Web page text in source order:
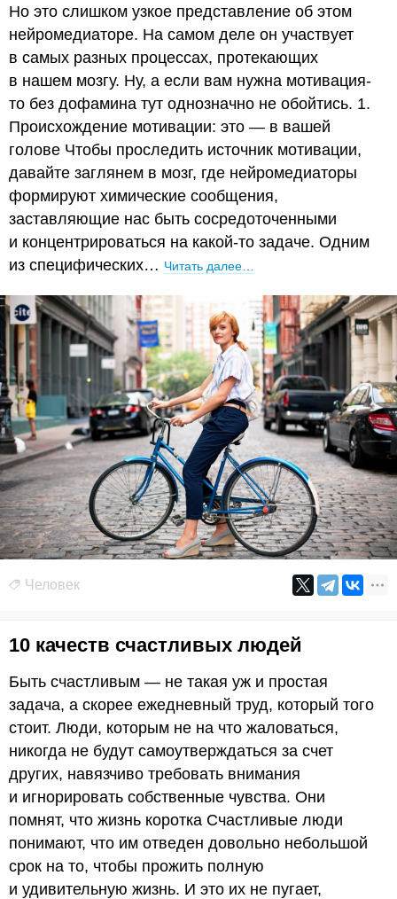
Но это слишком узкое представление об этом
нейромедиаторе. На самом деле он участвует
в самых разных процессах, протекающих
в нашем мозгу. Ну, а если вам нужна мотивация-
то без дофамина тут однозначно не обойтись. 1.
Происхождение мотивации: это — в вашей
голове Чтобы проследить источник мотивации,
давайте заглянем в мозг, где нейромедиаторы
формируют химические сообщения,
заставляющие нас быть сосредоточенными
и концентрироваться на какой-то задаче. Одним
из специфических… Читать далее…
Человек
10 качеств счастливых людей
Быть счастливым — не такая уж и простая
задача, а скорее ежедневный труд, который того
стоит. Люди, которым не на что жаловаться,
никогда не будут самоутверждаться за счет
других, навязчиво требовать внимания
и игнорировать собственные чувства. Они
помнят, что жизнь коротка Счастливые люди
понимают, что им отведен довольно небольшой
срок на то, чтобы прожить полную
и удивительную жизнь. И это их не пугает,